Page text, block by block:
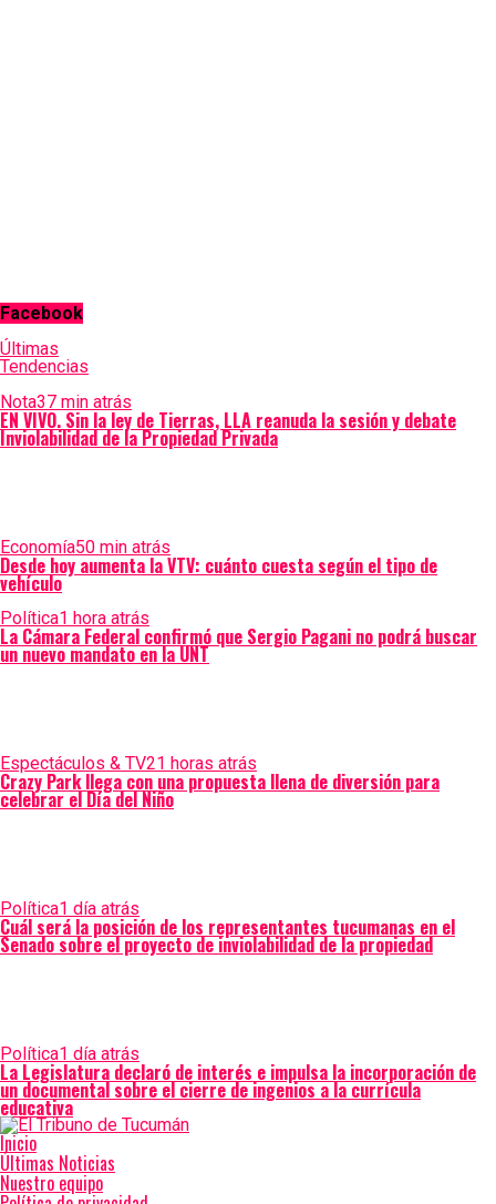
Facebook
Últimas
Tendencias
Nota37 min atrás
EN VIVO. Sin la ley de Tierras, LLA reanuda la sesión y debate
Inviolabilidad de la Propiedad Privada
Economía50 min atrás
Desde hoy aumenta la VTV: cuánto cuesta según el tipo de
vehículo
Política1 hora atrás
La Cámara Federal confirmó que Sergio Pagani no podrá buscar
un nuevo mandato en la UNT
Espectáculos & TV21 horas atrás
Crazy Park llega con una propuesta llena de diversión para
celebrar el Día del Niño
Política1 día atrás
Cuál será la posición de los representantes tucumanas en el
Senado sobre el proyecto de inviolabilidad de la propiedad
Política1 día atrás
La Legislatura declaró de interés e impulsa la incorporación de
un documental sobre el cierre de ingenios a la currícula
educativa
Inicio
Últimas Noticias
Nuestro equipo